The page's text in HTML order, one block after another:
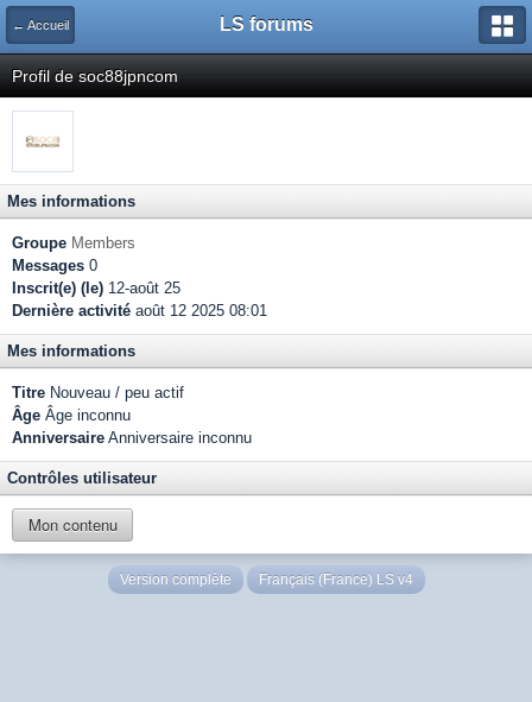
← Accueil LS forums
Profil de soc88jpncom
Mes informations
Groupe Members
Messages 0
Inscrit(e) (le) 12-août 25
Dernière activité août 12 2025 08:01
Mes informations
Titre Nouveau / peu actif
Âge Âge inconnu
Anniversaire Anniversaire inconnu
Contrôles utilisateur
Mon contenu
Version complète Français (France) LS v4